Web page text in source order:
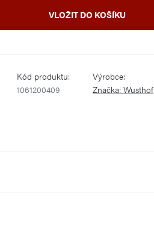
VLOŽIT DO KOŠÍKU
Kód produktu:
1061200409
Výrobce:
Značka: Wusthof